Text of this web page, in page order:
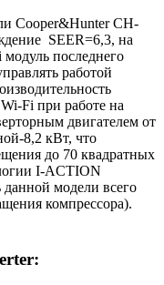
Cooper&Hunter CH-
SEER=6,3, на
последнего
работой
Fi при работе на
двигателем от
8,2 кВт, что
до 70 квадратных
I-ACTION
модели всего
компрессора).